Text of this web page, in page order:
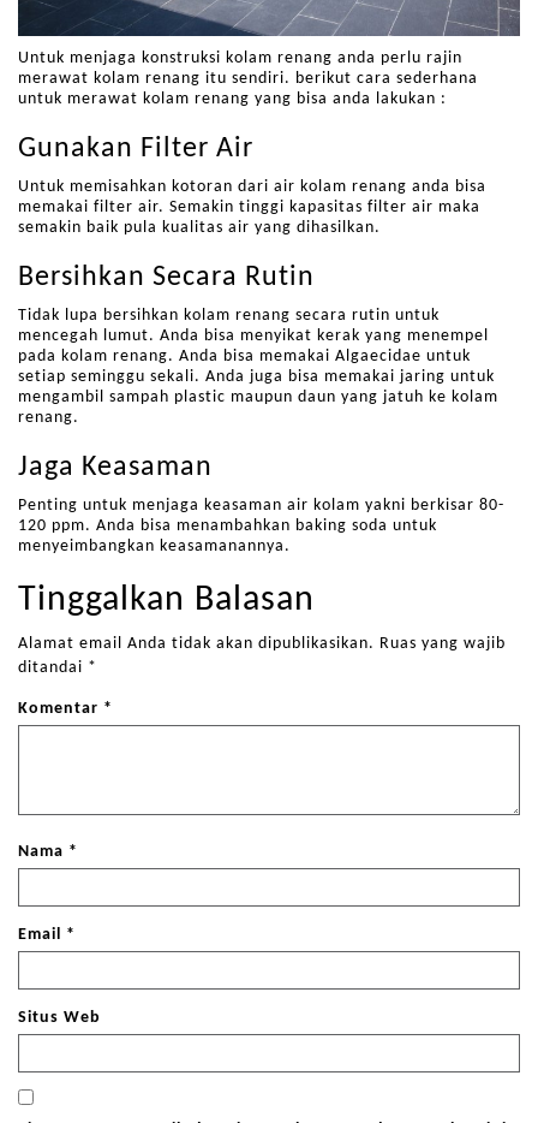
Untuk menjaga konstruksi kolam renang anda perlu rajin
merawat kolam renang itu sendiri. berikut cara sederhana
untuk merawat kolam renang yang bisa anda lakukan :
Gunakan Filter Air
Untuk memisahkan kotoran dari air kolam renang anda bisa
memakai filter air. Semakin tinggi kapasitas filter air maka
semakin baik pula kualitas air yang dihasilkan.
Bersihkan Secara Rutin
Tidak lupa bersihkan kolam renang secara rutin untuk
mencegah lumut. Anda bisa menyikat kerak yang menempel
pada kolam renang. Anda bisa memakai Algaecidae untuk
setiap seminggu sekali. Anda juga bisa memakai jaring untuk
mengambil sampah plastic maupun daun yang jatuh ke kolam
renang.
Jaga Keasaman
Penting untuk menjaga keasaman air kolam yakni berkisar 80-
120 ppm. Anda bisa menambahkan baking soda untuk
menyeimbangkan keasamanannya.
Tinggalkan Balasan
Alamat email Anda tidak akan dipublikasikan. Ruas yang wajib
ditandai *
Komentar *
Nama *
Email *
Situs Web